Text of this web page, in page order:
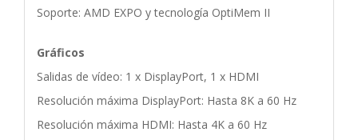
Soporte: AMD EXPO y tecnología OptiMem II
Gráficos
Salidas de vídeo: 1 x DisplayPort, 1 x HDMI
Resolución máxima DisplayPort: Hasta 8K a 60 Hz
Resolución máxima HDMI: Hasta 4K a 60 Hz